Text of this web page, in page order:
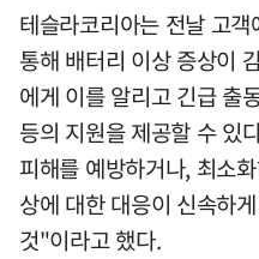
테슬라코리아는 전날 고
통해 배터리 이상 증상이
에게 이를 알리고 긴급 출
등의 지원을 제공할 수 있
피해를 예방하거나, 최소
상에 대한 대응이 신속하
것"이라고 했다.